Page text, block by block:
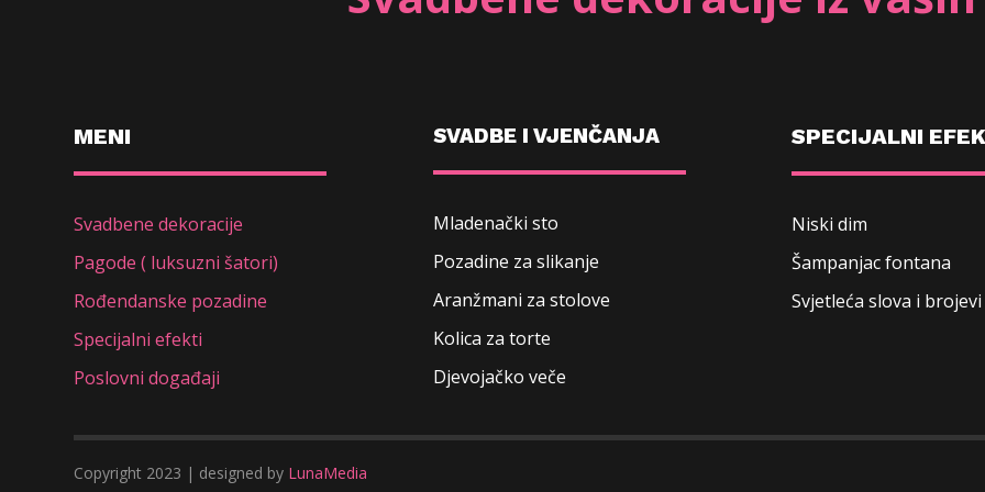
MENI
Svadbene dekoracije
Pagode ( luksuzni šatori)
Rođendanske pozadine
Specijalni efekti
Poslovni događaji
SVADBE I VJENČANJA
Mladenački sto
Pozadine za slikanje
Aranžmani za stolove
Kolica za torte
Djevojačko veče
SPECIJALNI
Niski dim
Šampanjac fontana
Svjetleća slova i brojevi
Copyright 2023 | designed by LunaMedia